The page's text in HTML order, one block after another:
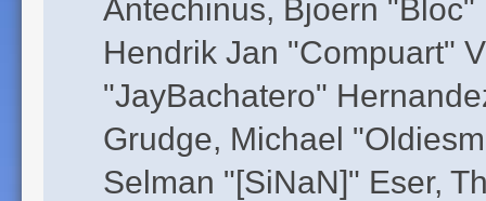
Antechinus, Bjoern
Hendrik Jan "Compuart"
"JayBachatero"
Grudge, Michael
Selman "[SiNaN]" Eser,